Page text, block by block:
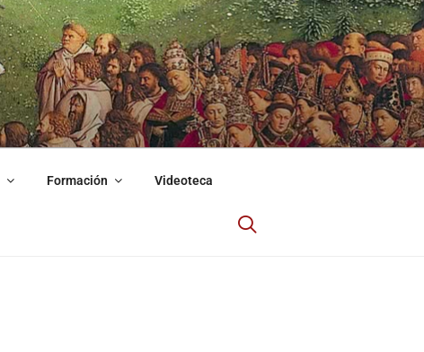
Formación Videoteca